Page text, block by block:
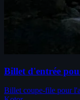
Billet d'entrée
Billet coupe-file pour